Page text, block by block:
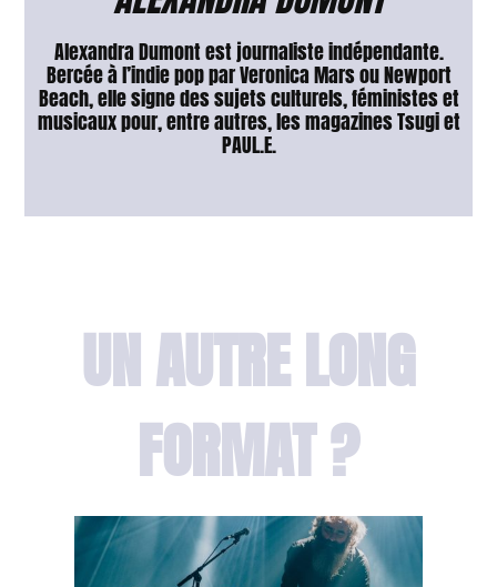
Alexandra Dumont est journaliste indépendante.
Bercée à l’indie pop par Veronica Mars ou Newport
Beach, elle signe des sujets culturels, féministes et
musicaux pour, entre autres, les magazines Tsugi et
PAUL.E.
UN AUTRE LONG
FORMAT ?